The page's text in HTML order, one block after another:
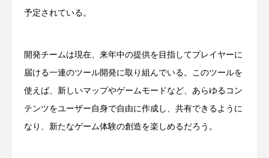
予定されている。
開発チームは現在、来年中の提供を目指してプレイヤーに
届ける一連のツール開発に取り組んでいる。このツールを
使えば、新しいマップやゲームモードなど、あらゆるコン
テンツをユーザー自身で自由に作成し、共有できるように
なり、新たなゲーム体験の創造を楽しめるだろう。